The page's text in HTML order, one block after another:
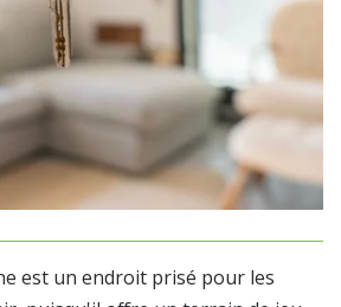
est un endroit prisé pour les